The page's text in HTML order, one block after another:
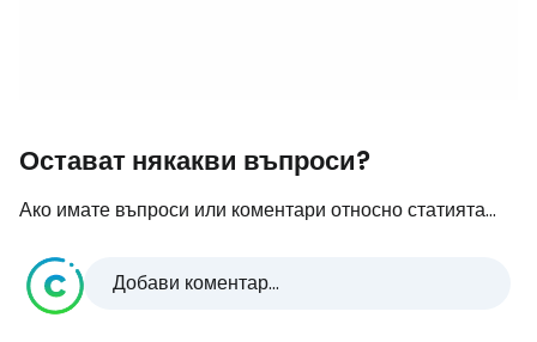
Остават някакви въпроси?
Ако имате въпроси или коментари относно статията...
Добави коментар...